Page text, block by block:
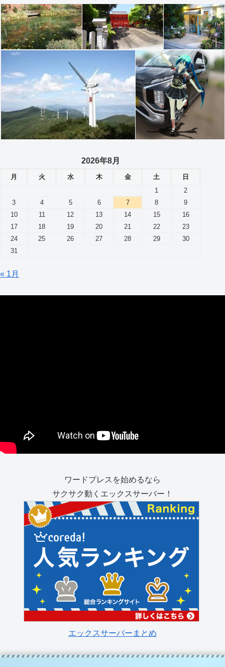
2026年8月
月 火 水 木 金 土
日
1
2
3
4 5 6 7 8
9
10
11 12 13 14 15
16
17
18 19 20 21 22
23
24
25 26 27 28 29
30
31
« 1月
ワードプレスを始めるなら
サクサク動くエックスサーバー！
エックスサーバーまとめ